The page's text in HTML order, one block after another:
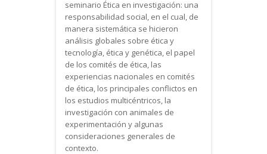
seminario Ética en investigación: una
responsabilidad social, en el cual, de
manera sistemática se hicieron
análisis globales sobre ética y
tecnología, ética y genética, el papel
de los comités de ética, las
experiencias nacionales en comités
de ética, los principales conflictos en
los estudios multicéntricos, la
investigación con animales de
experimentación y algunas
consideraciones generales de
contexto.